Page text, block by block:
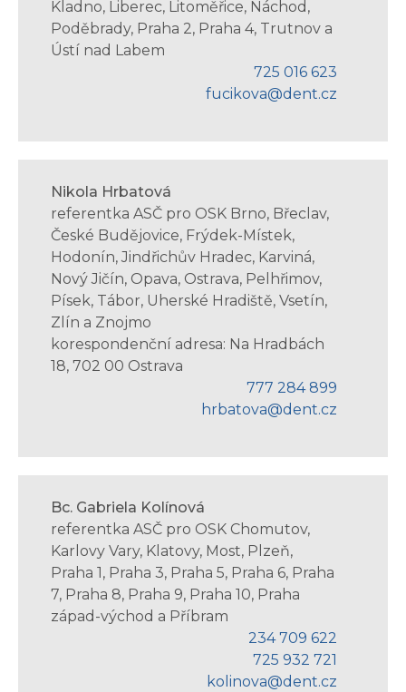
Kladno, Liberec, Litoměřice, Náchod,
Poděbrady, Praha 2, Praha 4, Trutnov a
Ústí nad Labem
725 016 623
fucikova@dent.cz
Nikola Hrbatová
referentka ASČ pro OSK Brno, Břeclav,
České Budějovice, Frýdek-Místek,
Hodonín, Jindřichův Hradec, Karviná,
Nový Jičín, Opava, Ostrava, Pelhřimov,
Písek, Tábor, Uherské Hradiště, Vsetín,
Zlín a Znojmo
korespondenční adresa: Na Hradbách
18, 702 00 Ostrava
777 284 899
hrbatova@dent.cz
Bc. Gabriela Kolínová
referentka ASČ pro OSK Chomutov,
Karlovy Vary, Klatovy, Most, Plzeň,
Praha 1, Praha 3, Praha 5, Praha 6, Praha
7, Praha 8, Praha 9, Praha 10, Praha
západ-východ a Příbram
234 709 622
725 932 721
kolinova@dent.cz